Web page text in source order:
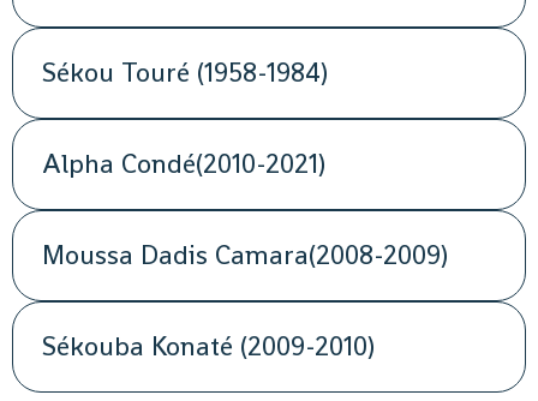
Sékou Touré (1958-1984)
Alpha Condé(2010-2021)
Moussa Dadis Camara(2008-2009)
Sékouba Konaté (2009-2010)